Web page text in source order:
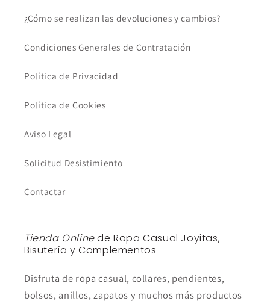
¿Cómo se realizan las devoluciones y cambios?
Condiciones Generales de Contratación
Política de Privacidad
Política de Cookies
Aviso Legal
Solicitud Desistimiento
Contactar
Tienda Onlinede Ropa Casual Joyitas,
Bisutería y Complementos
Disfruta de ropa casual, collares, pendientes,
bolsos, anillos, zapatos y muchos más productos